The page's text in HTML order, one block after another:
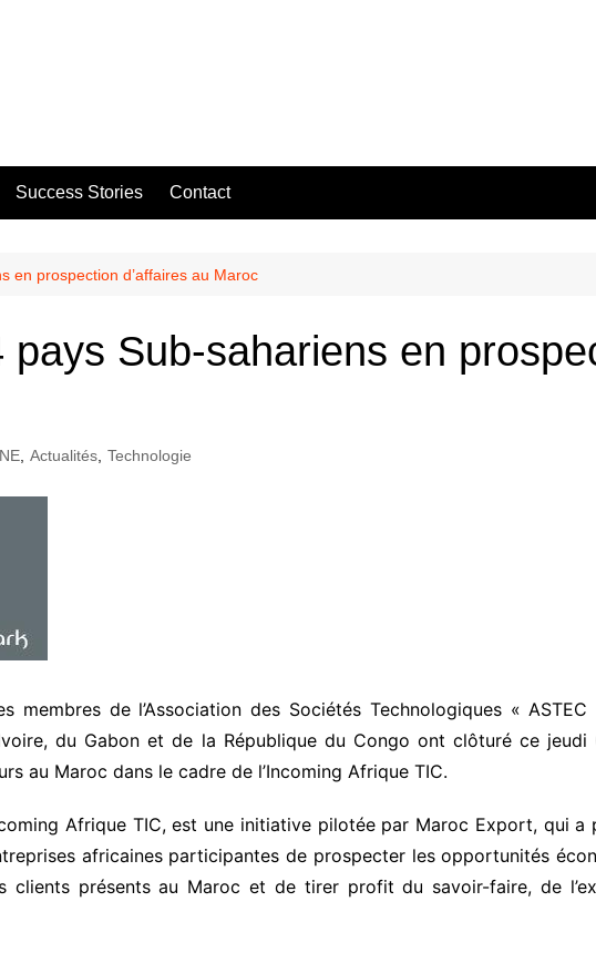
Success Stories Contact
en prospection d’affaires au Maroc
Sub-sahariens en
Actualités Technologie
membres de l’Association des Sociétés Technologiques «
du Gabon et de la République du Congo ont clôturé ce
au Maroc dans le cadre de l’Incoming Afrique TIC.
Afrique TIC, est une initiative pilotée par Maroc Export, qui
africaines participantes de prospecter les opportunités
présents au Maroc et de tirer profit du savoir-faire, de